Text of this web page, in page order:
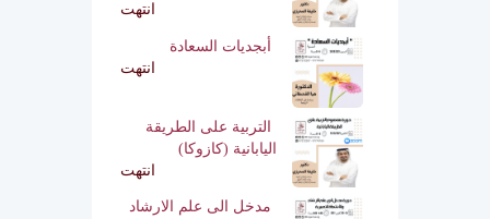
انتهت
أبجديات السعادة
انتهت
التربية على الطريقة
اليابانية (كازوكا)
انتهت
مدخل الى علم الارشاد